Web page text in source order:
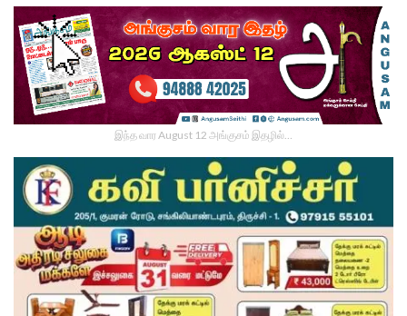
இந்த வார August 12 அங்குசம் இதழில்…